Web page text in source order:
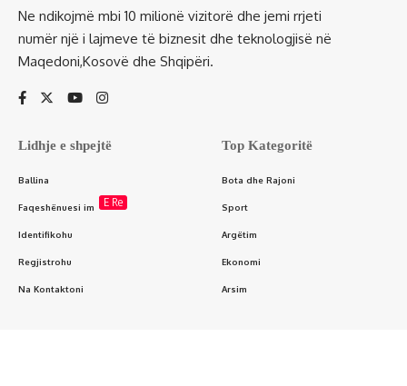
Ne ndikojmë mbi 10 milionë vizitorë dhe jemi rrjeti
numër një i lajmeve të biznesit dhe teknologjisë në
Maqedoni,Kosovë dhe Shqipëri.
Lidhje e shpejtë
Ballina
Faqeshënuesi im E Re
Identifikohu
Regjistrohu
Na Kontaktoni
Top Kategoritë
Bota dhe Rajoni
Sport
Argëtim
Ekonomi
Arsim